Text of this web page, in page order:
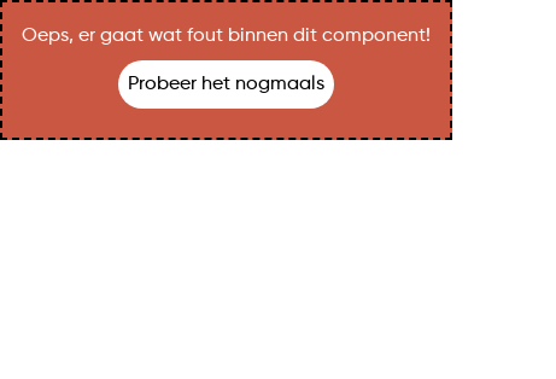
Oeps, er gaat wat fout binnen dit component!
Probeer het nogmaals